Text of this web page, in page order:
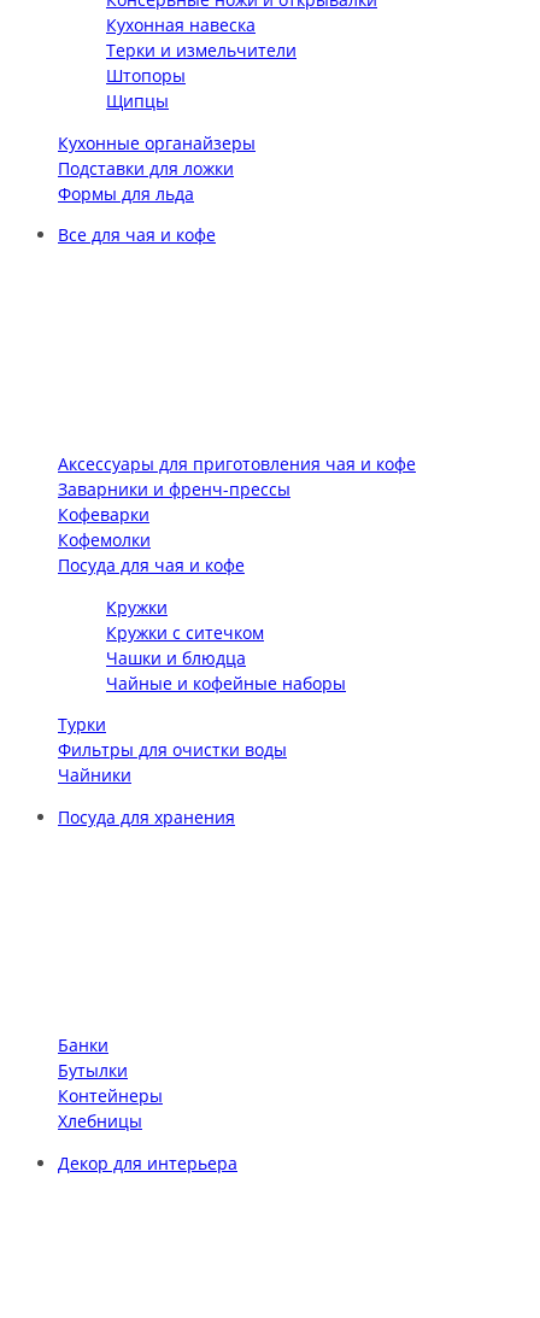
Кухонная навеска
Терки и измельчители
Штопоры
Щипцы
Кухонные органайзеры
Подставки для ложки
Формы для льда
Все для чая и кофе
Аксессуары для приготовления чая и кофе
Заварники и френч-прессы
Кофеварки
Кофемолки
Посуда для чая и кофе
Кружки
Кружки с ситечком
Чашки и блюдца
Чайные и кофейные наборы
Турки
Фильтры для очистки воды
Чайники
Посуда для хранения
Банки
Бутылки
Контейнеры
Хлебницы
Декор для интерьера